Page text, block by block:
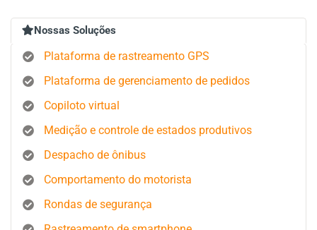
Nossas Soluções
Plataforma de rastreamento GPS
Plataforma de gerenciamento de pedidos
Copiloto virtual
Medição e controle de estados produtivos
Despacho de ônibus
Comportamento do motorista
Rondas de segurança